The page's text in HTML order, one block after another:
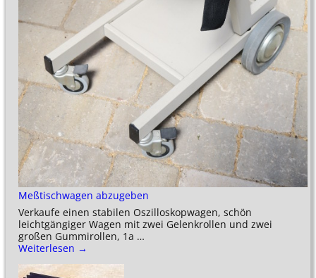
Meßtischwagen abzugeben
Verkaufe einen stabilen Oszilloskopwagen, schön
leichtgängiger Wagen mit zwei Gelenkrollen und zwei
großen Gummirollen, 1a …
Weiterlesen →